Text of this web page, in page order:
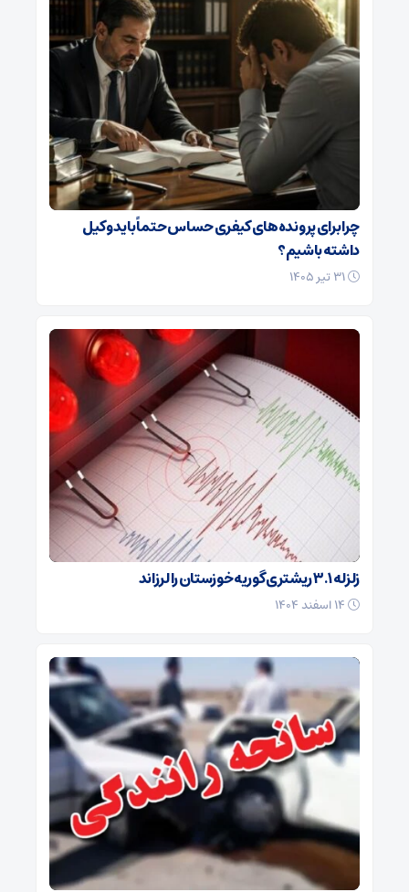
چرا برای پرونده‌های کیفری حساس حتماً باید وکیل
داشته باشیم؟
زلزله ۳.۱ ریشتری گوریه خوزستان را لرزاند